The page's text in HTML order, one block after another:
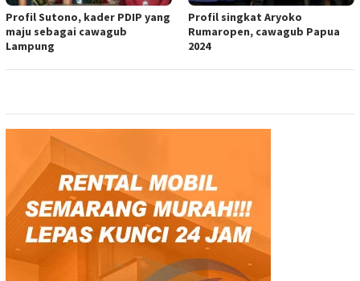
Profil Sutono, kader PDIP yang
maju sebagai cawagub
Lampung
Profil singkat Aryoko
Rumaropen, cawagub Papua
2024